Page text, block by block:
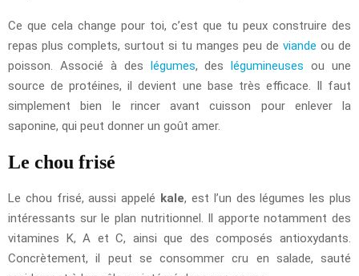
Ce que cela change pour toi, c’est que tu peux construire des
repas plus complets, surtout si tu manges peu de viande ou de
poisson. Associé à des légumes, deslégumineuses ou une
source de protéines, il devient une base très efficace. Il faut
simplement bien le rincer avant cuisson pour enlever la
saponine, qui peut donner un goût amer.
Le chou frisé
Le chou frisé, aussi appelé kale, est l’un des légumes les plus
intéressants sur le plan nutritionnel. Il apporte notamment des
vitamines K, A et C, ainsi que des composés antioxydants.
Concrètement, il peut se consommer cru en salade, sauté